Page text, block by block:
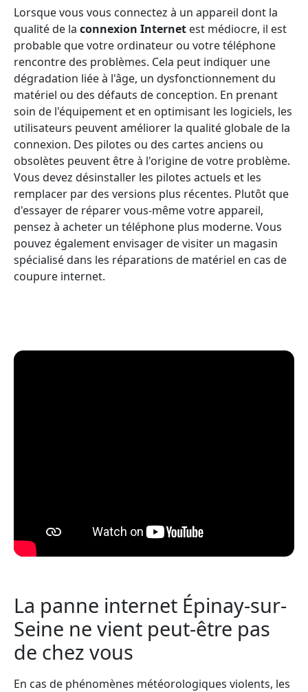
Lorsque vous vous connectez à un appareil dont la
qualité de la connexion Internet est médiocre, il est
probable que votre ordinateur ou votre téléphone
rencontre des problèmes. Cela peut indiquer une
dégradation liée à l'âge, un dysfonctionnement du
matériel ou des défauts de conception. En prenant
soin de l'équipement et en optimisant les logiciels, les
utilisateurs peuvent améliorer la qualité globale de la
connexion. Des pilotes ou des cartes anciens ou
obsolètes peuvent être à l'origine de votre problème.
Vous devez désinstaller les pilotes actuels et les
remplacer par des versions plus récentes. Plutôt que
d'essayer de réparer vous-même votre appareil,
pensez à acheter un téléphone plus moderne. Vous
pouvez également envisager de visiter un magasin
spécialisé dans les réparations de matériel en cas de
coupure internet.
La panne internet Épinay-sur-
Seine ne vient peut-être pas
de chez vous
En cas de phénomènes météorologiques violents, les